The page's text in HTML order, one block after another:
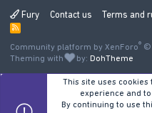
:
Fury Contact us Terms and
R
S
S
Community platform by XenForo® ©
Theming with
by: DohTheme
This site uses
experience and
By continuing to use